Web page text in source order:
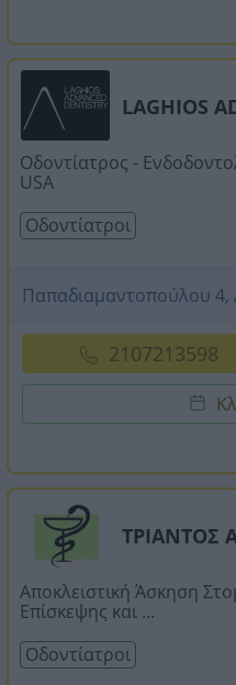
LAGHIOS
Οδοντίατρος -
USA
Οδοντίατροι
Παπαδιαμαντοπούλου 4,
2107213598
ΤΡΙΑΝΤΟΣ
Αποκλειστική Άσκηση
Επίσκεψης και ...
Οδοντίατροι